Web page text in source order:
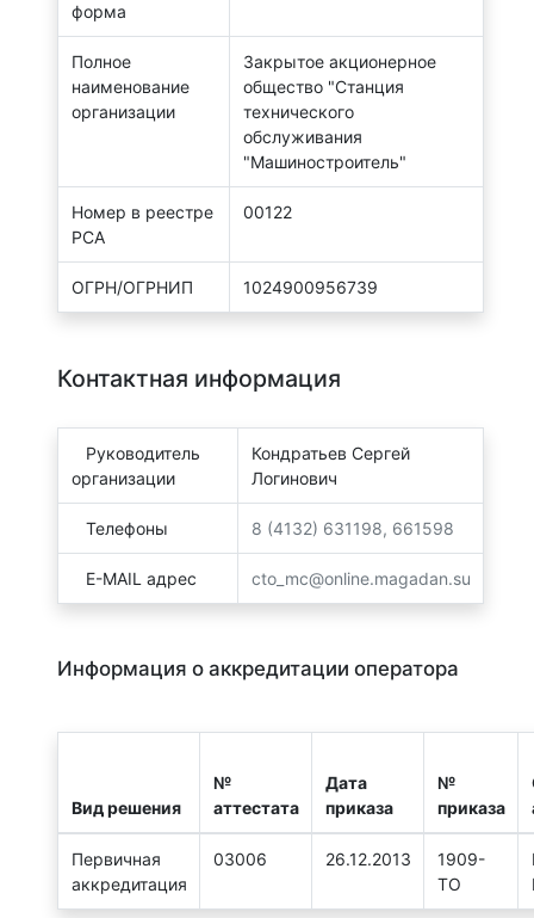
форма
Полное
наименование
организации
Закрытое акционерное
общество "Станция
технического
обслуживания
"Машиностроитель"
Номер в реестре
РСА
00122
ОГРН/ОГРНИП 1024900956739
Контактная информация
Руководитель
организации
Кондратьев Сергей
Логинович
Телефоны 8 (4132) 631198, 661598
E-MAIL адрес cto_mc@online.magadan.su
Информация о аккредитации оператора
Вид решения
№
аттестата
Дата
приказа
№
приказа
Первичная
аккредитация
03006 26.12.2013
1909-
ТО